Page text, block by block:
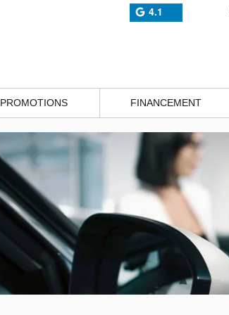
4.1
PROMOTIONS FINANCEMENT